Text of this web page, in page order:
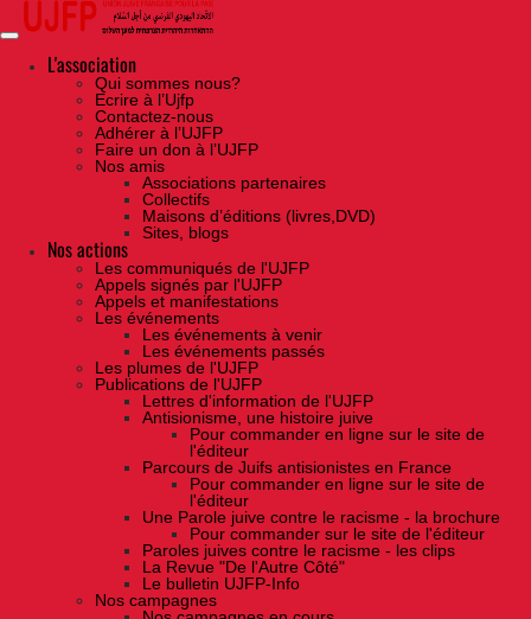
Skip
the
contentL'association
Qui sommes nous?
Ecrire à l’Ujfp
Contactez-nous
Adhérer à l’UJFP
Faire un don à l’UJFP
Nos amis
Associations partenaires
Collectifs
Maisons d’éditions (livres,DVD)
Sites, blogs
Nos actions
Les communiqués de l'UJFP
Appels signés par l'UJFP
Appels et manifestations
Les événements
Les événements à venir
Les événements passés
Les plumes de l'UJFP
Publications de l'UJFP
Lettres d'information de l'UJFP
Antisionisme, une histoire juive
Pour commander en ligne sur le site de
l'éditeur
Parcours de Juifs antisionistes en France
Pour commander en ligne sur le site de
l'éditeur
Une Parole juive contre le racisme - la brochure
Pour commander sur le site de l'éditeur
Paroles juives contre le racisme - les clips
La Revue "De l'Autre Côté"
Le bulletin UJFP-Info
Nos campagnes